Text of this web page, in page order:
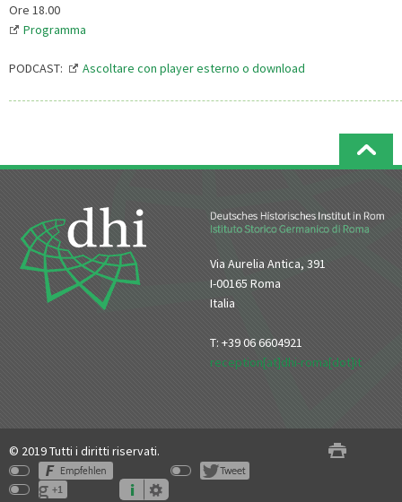
Ore 18.00
Programma
PODCAST: Ascoltare con player esterno o download
Via Aurelia Antica, 391
I-00165 Roma
Italia
T: +39 06 6604921
reception[at]dhi-roma[dot]it
© 2019 Tutti i diritti riservati.